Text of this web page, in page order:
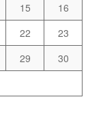
15
16
22
23
29
30